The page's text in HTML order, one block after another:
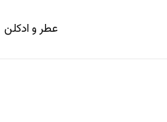
عطر و ادکلن